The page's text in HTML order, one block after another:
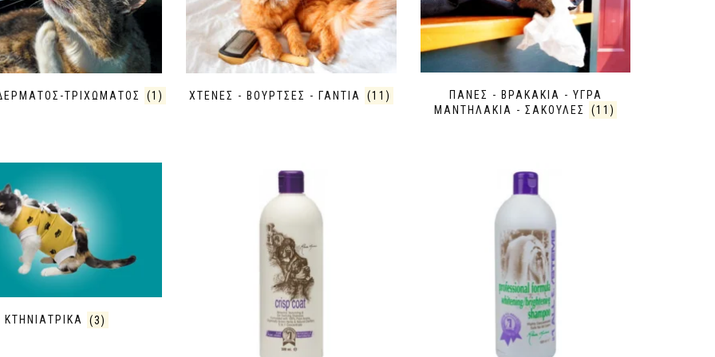
ΤΡΙΧΩΜΑΤΟΣ (1) ΧΤΕΝΕΣ - ΒΟΥΡΤΣΕΣ - ΓΑΝΤΙΑ (11)
ΠΑΝΕΣ - ΒΡΑΚΑΚΙΑ - ΥΓΡΑ
ΜΑΝΤΗΛΑΚΙΑ - ΣΑΚΟΥΛΕΣ
(11)
ΚΤΗΝΙΑΤΡΙΚΑ (3)